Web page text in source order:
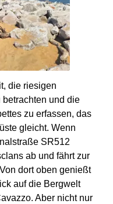
die riesigen
und die
zu erfassen, das
gleicht. Wenn
SR512
ab und fährt zur
dort oben genießt
auf die Bergwelt
Aber nicht nur